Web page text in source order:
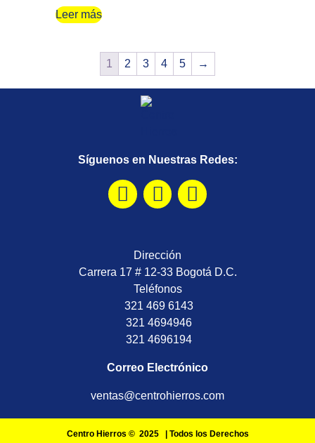
Leer más
1 2 3 4 5 →
Síguenos en Nuestras Redes:
Dirección
Carrera 17 # 12-33 Bogotá D.C.
Teléfonos
321 469 6143
321 4694946
321 4696194
Correo Electrónico
ventas@centrohierros.com
Centro Hierros © 2025 | Todos los Derechos